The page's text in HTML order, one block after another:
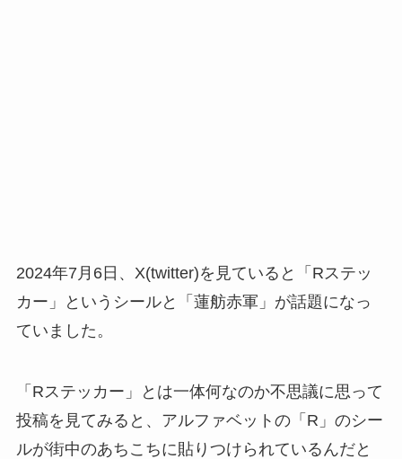
2024年7月6日、X(twitter)を見ていると「Rステッ
カー」というシールと「蓮舫赤軍」が話題になっ
ていました。
「Rステッカー」とは一体何なのか不思議に思って
投稿を見てみると、アルファベットの「R」のシー
ルが街中のあちこちに貼りつけられているんだと